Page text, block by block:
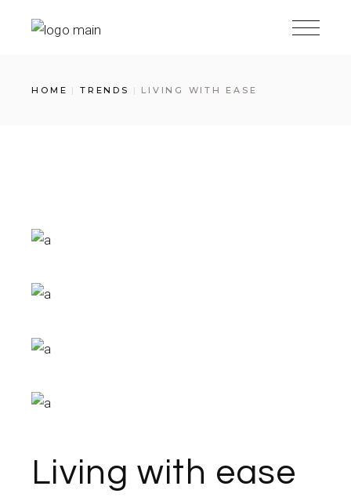
HOME TRENDS LIVING WITH EASE
Living with ease